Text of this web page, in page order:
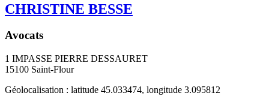
CHRISTINE BESSE
Avocats
1 IMPASSE PIERRE DESSAURET
15100 Saint-Flour
Géolocalisation : latitude 45.033474, longitude 3.095812